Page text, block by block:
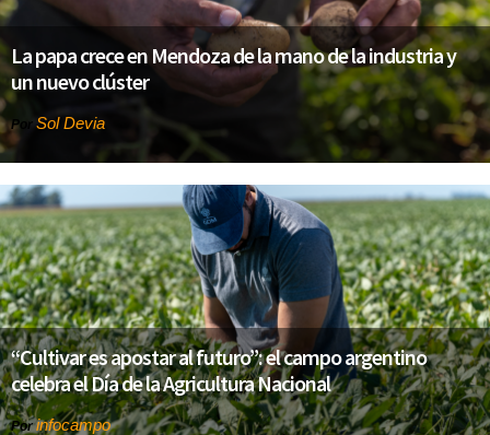
La papa crece en Mendoza de la mano de la industria y
un nuevo clúster
Por Sol Devia
“Cultivar es apostar al futuro”: el campo argentino
celebra el Día de la Agricultura Nacional
Porinfocampo